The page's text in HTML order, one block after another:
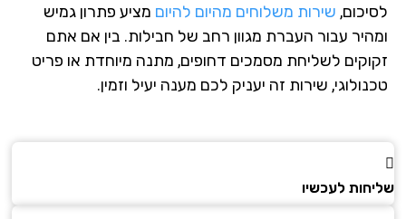
שירות משלוחים מהיום להיוםמציע פתרון גמיש
עבור העברת מגוון רחב של חבילות. בין אם אתם
לשליחת מסמכים דחופים, מתנה מיוחדת או פריט
שירות זה יעניק לכם מענה יעיל וזמין.
לעכשיו